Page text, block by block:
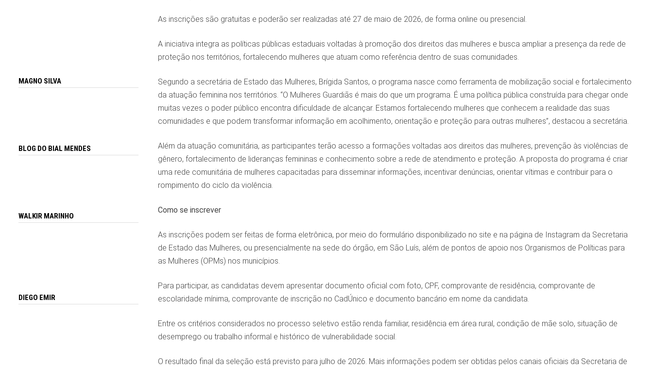
As inscrições são gratuitas e poderão ser realizadas até 27 de maio de 2026, de forma online ou presencial.
A iniciativa integra as políticas públicas estaduais voltadas à promoção dos direitos das mulheres e busca ampliar a presença da rede de
proteção nos territórios, fortalecendo mulheres que atuam como referência dentro de suas comunidades.
Segundo a secretária de Estado das Mulheres, Brígida Santos, o programa nasce como ferramenta de mobilização social e fortalecimento
da atuação feminina nos territórios. “O Mulheres Guardiãs é mais do que um programa. É uma política pública construída para chegar onde
muitas vezes o poder público encontra dificuldade de alcançar. Estamos fortalecendo mulheres que conhecem a realidade das suas
comunidades e que podem transformar informação em acolhimento, orientação e proteção para outras mulheres”, destacou a secretária.
Além da atuação comunitária, as participantes terão acesso a formações voltadas aos direitos das mulheres, prevenção às violências de
gênero, fortalecimento de lideranças femininas e conhecimento sobre a rede de atendimento e proteção. A proposta do programa é criar
uma rede comunitária de mulheres capacitadas para disseminar informações, incentivar denúncias, orientar vítimas e contribuir para o
rompimento do ciclo da violência.
Como se inscrever
As inscrições podem ser feitas de forma eletrônica, por meio do formulário disponibilizado no site e na página de Instagram da Secretaria
de Estado das Mulheres, ou presencialmente na sede do órgão, em São Luís, além de pontos de apoio nos Organismos de Políticas para
as Mulheres (OPMs) nos municípios.
Para participar, as candidatas devem apresentar documento oficial com foto, CPF, comprovante de residência, comprovante de
escolaridade mínima, comprovante de inscrição no CadÚnico e documento bancário em nome da candidata.
Entre os critérios considerados no processo seletivo estão renda familiar, residência em área rural, condição de mãe solo, situação de
desemprego ou trabalho informal e histórico de vulnerabilidade social.
O resultado final da seleção está previsto para julho de 2026. Mais informações podem ser obtidas pelos canais oficiais da Secretaria de
MAGNO SILVA
BLOG DO BIAL MENDES
WALKIR MARINHO
DIEGO EMIR